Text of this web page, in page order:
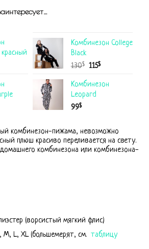
Комбинезон College
Black
130$ 115$
Комбинезон
Leopard
99$
комбинезон-пижама, невозможно
плюш красиво переливается на свету.
комбинезона или комбинезона-
(ворсистый мягкий флис)
M, L, XL (большемерят, см. таблицу